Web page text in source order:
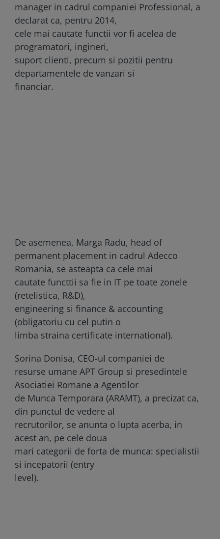
manager in cadrul companiei Professional, a
declarat ca, pentru 2014,
cele mai cautate functii vor fi acelea de
programatori, ingineri,
suport clienti, precum si pozitii pentru
departamentele de vanzari si
financiar.
De asemenea, Marga Radu, head of
permanent placement in cadrul Adecco
Romania, se asteapta ca cele mai
cautate functtii sa fie in IT pe toate zonele
(retelistica, R&D),
engineering si finance & accounting
(obligatoriu cu cel putin o
limba straina certificate international).
Sorina Donisa, CEO-ul companiei de
resurse umane APT Group si presedintele
Asociatiei Romane a Agentilor
de Munca Temporara (ARAMT), a precizat ca,
din punctul de vedere al
recrutorilor, se anunta o lupta acerba, in
acest an, pe cele doua
mari categorii de forta de munca: specialistii
si incepatorii (entry
level).